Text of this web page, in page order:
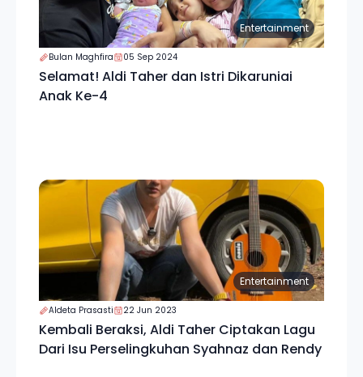
Entertainment
Bulan Maghfira 05 Sep 2024
Selamat! Aldi Taher dan Istri Dikaruniai
Anak Ke-4
Entertainment
Aldeta Prasasti 22 Jun 2023
Kembali Beraksi, Aldi Taher Ciptakan Lagu
Dari Isu Perselingkuhan Syahnaz dan Rendy